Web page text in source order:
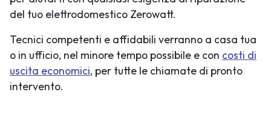
del tuo elettrodomestico Zerowatt.
Tecnici competenti e affidabili verranno a casa tua
o in ufficio, nel minore tempo possibile e con costi di
uscita economici, per tutte le chiamate di pronto
intervento.